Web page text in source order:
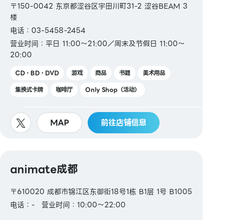
〒150-0042 东京都涩谷区宇田川町31-2 涩谷BEAM 3
楼
电话：03-5458-2454
营业时间：平日 11:00～21:00／周末及节假日 11:00～
20:00
CD・BD・DVD 游戏 商品 书籍
美术用品
集换式卡牌
咖啡厅 Only Shop（活动）
MAP 前往店铺信息
animate成都
〒610020 成都市锦江区东御街18号1栋 B1层 1号 B1005
电话：-
营业时间：10:00～22:00